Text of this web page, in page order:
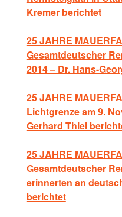
Kremer berichtet
25 JAHRE
Gesamtdeutscher
2014 – Dr. Hans-
25 JAHRE
Lichtgrenze am 9.
Gerhard Thiel
25 JAHRE
Gesamtdeutscher
erinnerten an
berichtet